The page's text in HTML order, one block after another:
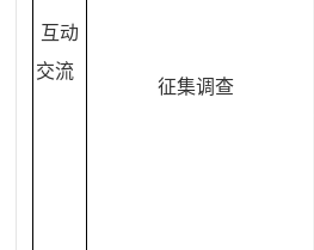
互动
交流
征集调查